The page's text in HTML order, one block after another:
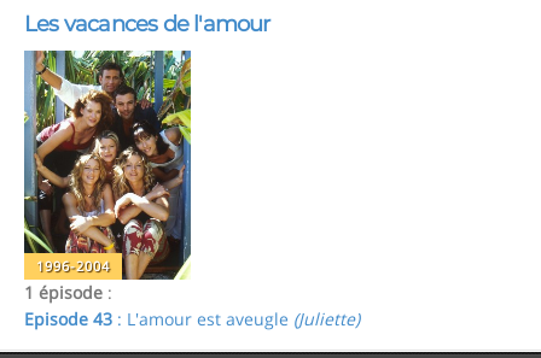
Les vacances de l'amour
1996-2004
1 épisode :
Episode 43 : L'amour est aveugle (Juliette)